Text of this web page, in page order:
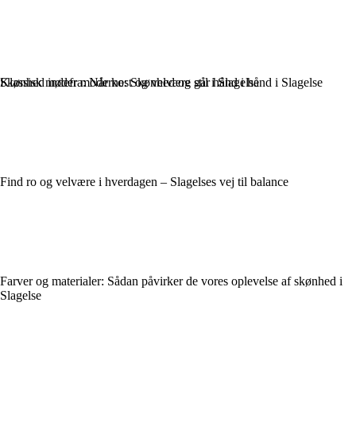
Klassisk møder moderne: Skønhed og stil i Slagelse
Find ro og velvære i hverdagen – Slagelses vej til balance
Farver og materialer: Sådan påvirker de vores oplevelse af skønhed i
Slagelse
Skønhed indefra: Når kost og velvære går hånd i hånd i Slagelse